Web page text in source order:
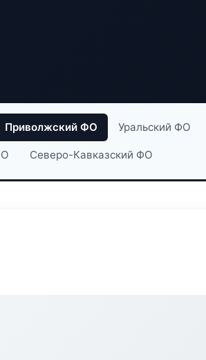
Приволжский ФО Уральский ФО
Северо-Кавказский ФО